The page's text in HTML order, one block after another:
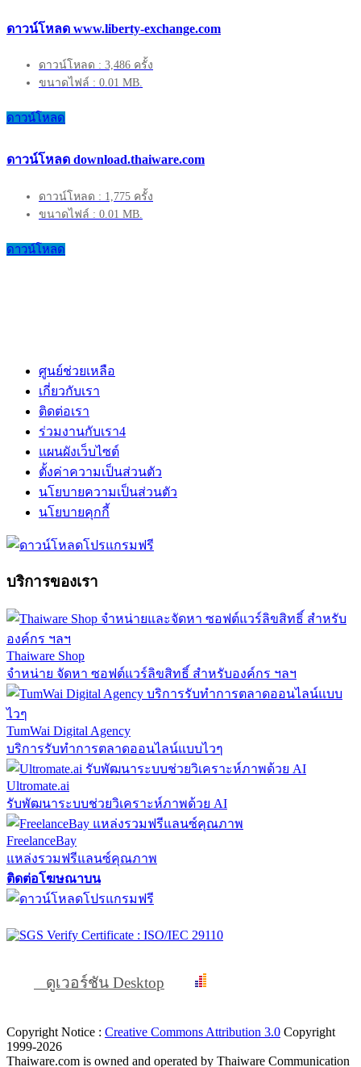
ดาวน์โหลด www.liberty-exchange.com
ดาวน์โหลด : 3,486 ครั้ง
ขนาดไฟล์ : 0.01 MB.
ดาวน์โหลด
ดาวน์โหลด download.thaiware.com
ดาวน์โหลด : 1,775 ครั้ง
ขนาดไฟล์ : 0.01 MB.
ดาวน์โหลด
ศูนย์ช่วยเหลือ
เกี่ยวกับเรา
ติดต่อเรา
ร่วมงานกับเรา4
แผนผังเว็บไซต์
ตั้งค่าความเป็นส่วนตัว
นโยบายความเป็นส่วนตัว
นโยบายคุกกี้
บริการของเรา
Thaiware Shop
จำหน่าย จัดหา ซอฟต์แวร์ลิขสิทธิ์ สำหรับองค์กร ฯลฯ
TumWai Digital Agency
บริการรับทำการตลาดออนไลน์แบบไวๆ
Ultromate.ai
รับพัฒนาระบบช่วยวิเคราะห์ภาพด้วย AI
FreelanceBay
แหล่งรวมฟรีแลนซ์คุณภาพ
ติดต่อโฆษณาบน
ดูเวอร์ชัน Desktop
Copyright Notice : Creative Commons Attribution 3.0 Copyright
1999-2026
Thaiware.com is owned and operated by Thaiware Communication